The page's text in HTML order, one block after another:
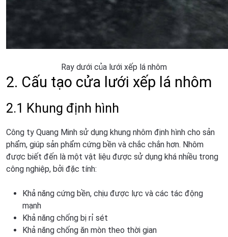
Ray dưới của lưới xếp lá nhôm
2. Cấu tạo cửa lưới xếp lá nhôm
2.1 Khung định hình
Công ty Quang Minh sử dụng khung nhôm định hình cho sản
phẩm, giúp sản phẩm cứng bền và chắc chắn hơn. Nhôm
được biết đến là một vật liệu được sử dụng khá nhiều trong
công nghiệp, bởi đặc tính:
Khả năng cứng bền, chịu được lực và các tác động
mạnh
Khả năng chống bị rỉ sét
Khả năng chống ăn mòn theo thời gian